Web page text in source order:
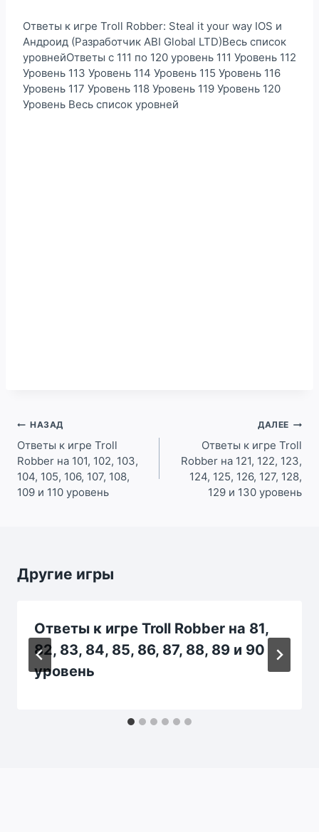
Ответы к игре Troll Robber: Steal it your way IOS и
Андроид (Разработчик ABI Global LTD)Весь список
уровнейОтветы с 111 по 120 уровень 111 Уровень 112
Уровень 113 Уровень 114 Уровень 115 Уровень 116
Уровень 117 Уровень 118 Уровень 119 Уровень 120
Уровень Весь список уровней
Навигация
по
записям
НАЗАД
Ответы к игре Troll
Robber на 101, 102, 103,
104, 105, 106, 107, 108,
109 и 110 уровень
ДАЛЕЕ
Ответы к игре Troll
Robber на 121, 122, 123,
124, 125, 126, 127, 128,
129 и 130 уровень
Другие игры
Ответы к игре Troll Robber на 81,
82, 83, 84, 85, 86, 87, 88, 89 и 90
уровень